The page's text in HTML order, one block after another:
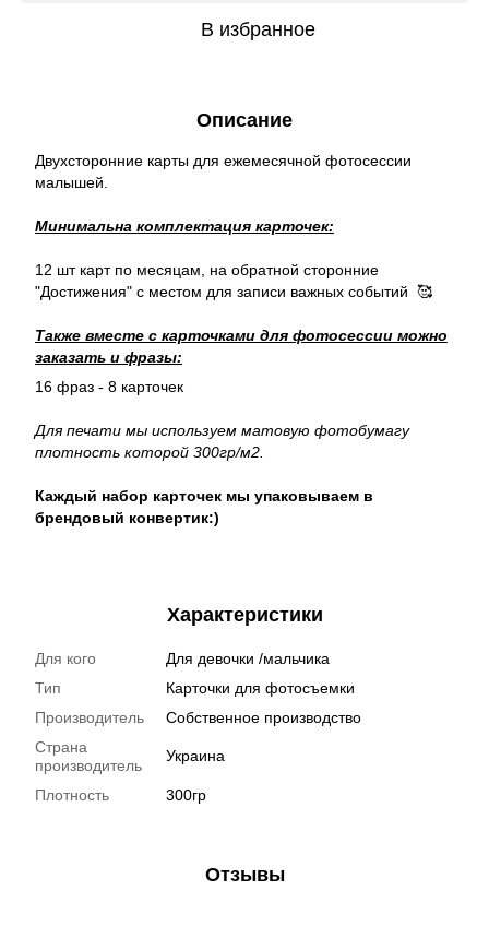
В избранное
Описание
Двухсторонние карты для ежемесячной фотосессии
малышей.
Минимальна комплектация карточек:
12 шт карт по месяцам, на обратной сторонние
"Достижения" с местом для записи важных событий 🥰
Также вместе с карточками для фотосессии можно
заказать и фразы:
16 фраз - 8 карточек
Для печати мы используем матовую фотобумагу
плотность которой 300гр/м2.
Каждый набор карточек мы упаковываем в
брендовый конвертик:)
Характеристики
Для кого
Для девочки /мальчика
Тип
Карточки для фотосъемки
Производитель
Собственное производство
Страна
производитель
Украина
Плотность 300гр
Отзывы